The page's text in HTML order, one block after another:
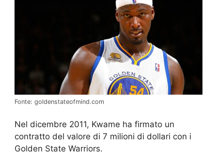
Fonte: goldenstateofmind.com
Nel dicembre 2011, Kwame ha firmato un
contratto del valore di 7 milioni di dollari con i
Golden State Warriors.